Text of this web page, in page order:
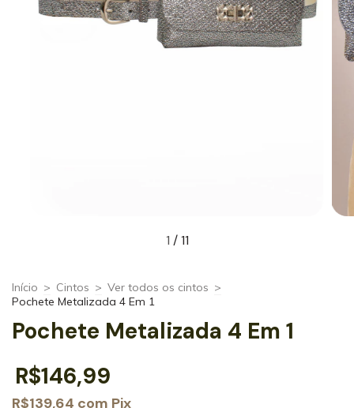
1 /11
Início > Cintos > Ver todos os cintos >
Pochete Metalizada 4 Em 1
Pochete Metalizada 4 Em 1
R$146,99
R$139,64 com Pix